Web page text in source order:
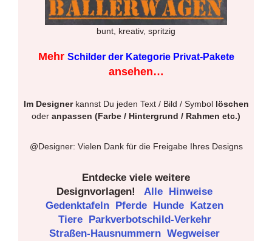
bunt, kreativ, spritzig
Mehr Schilder der Kategorie Privat-Pakete
ansehen…
Im Designerkannst Du jeden Text / Bild / Symbol löschen
oder anpassen (Farbe / Hintergrund / Rahmen etc.)
@Designer: Vielen Dank für die Freigabe Ihres Designs
Entdecke viele weitere
Designvorlagen!
Alle Hinweise
Gedenktafeln Pferde Hunde Katzen
Tiere Parkverbotschild-Verkehr
Straßen-Hausnummern Wegweiser